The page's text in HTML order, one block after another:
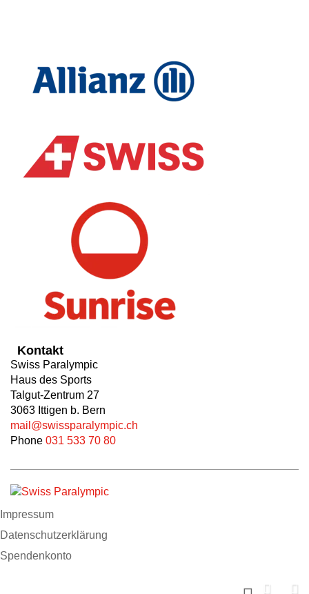
Kontakt
Swiss Paralympic
Haus des Sports
Talgut-Zentrum 27
3063 Ittigen b. Bern
mail@swissparalympic.ch
Phone 031 533 70 80
Impressum
Datenschutzerklärung
Spendenkonto